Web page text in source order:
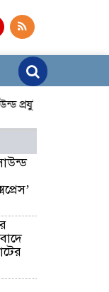
নিয়ে উইপ্রো জিই